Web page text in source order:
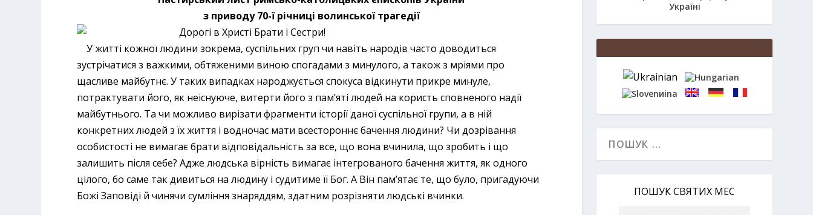
з приводу 70-ї річниці волинської трагедії
Дорогі в Христі Брати і Сестри!
У житті кожної людини зокрема, суспільних груп чи навіть народів часто доводиться
зустрічатися з важкими, обтяженими виною спогадами з минулого, а також з мріями про
щасливе майбутнє. У таких випадках народжується спокуса відкинути прикре минуле,
потрактувати його, як неіснуюче, витерти його з пам’яті людей на користь сповненого надії
майбутнього. Та чи можливо вирізати фрагменти історії даної суспільної групи, а в ній
конкретних людей з їх життя і водночас мати всестороннє бачення людини? Чи дозрівання
особистості не вимагає брати відповідальність за все, що вона вчинила, що зробить і що
залишить після себе? Адже людська вірність вимагає інтегрованого бачення життя, як одного
цілого, бо саме так дивиться на людину і судитиме її Бог. А Він пам’ятає те, що було, пригадуючи
Божі Заповіді й чинячи сумління знаряддям, здатним розрізняти людські вчинки.
Україні
ПОШУК СВЯТИХ МЕС